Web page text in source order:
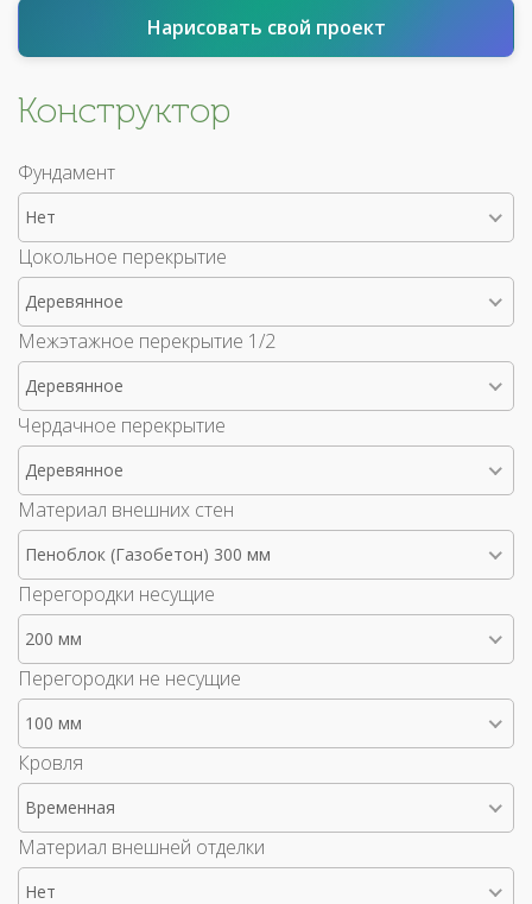
Нарисовать свой проект
Конструктор
Фундамент
Нет
Цокольное перекрытие
Деревянное
Межэтажное перекрытие 1/2
Деревянное
Чердачное перекрытие
Деревянное
Материал внешних стен
Пеноблок (Газобетон) 300 мм
Перегородки несущие
200 мм
Перегородки не несущие
100 мм
Кровля
Временная
Материал внешней отделки
Нет